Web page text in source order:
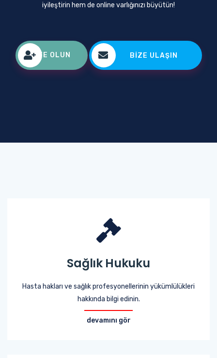
iyileştirin hem de online varlığınızı büyütün!
ÜYE OLUN BIZE ULAŞIN
Sağlık Hukuku
Hasta hakları ve sağlık profesyonellerinin yükümlülükleri
hakkında bilgi edinin.
devamını gör